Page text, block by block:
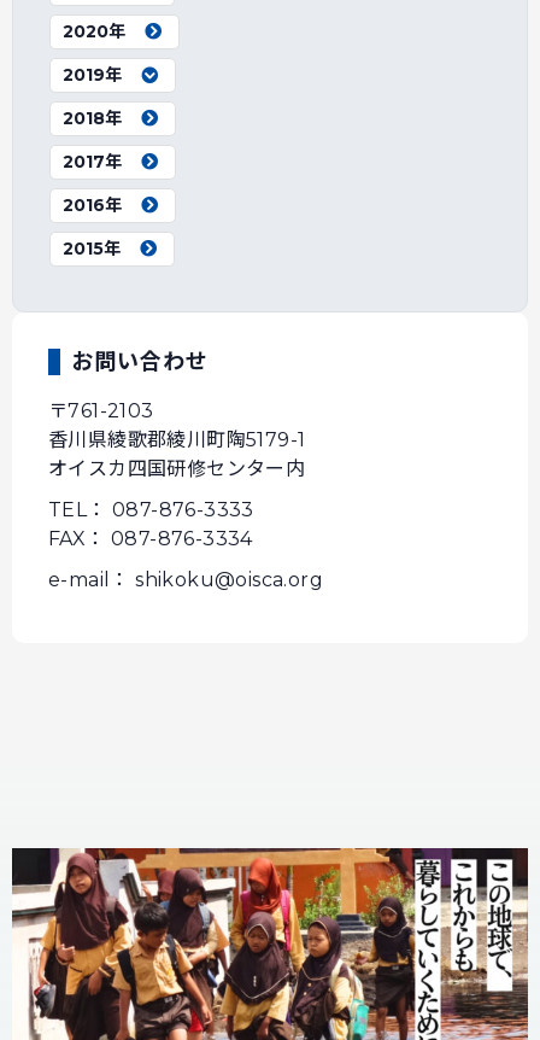
2020年
2019年
2018年
2017年
2016年
2015年
お問い合わせ
〒761-2103
香川県綾歌郡綾川町陶5179-1
オイスカ四国研修センター内
TEL： 087-876-3333
FAX： 087-876-3334
e-mail： shikoku@oisca.org